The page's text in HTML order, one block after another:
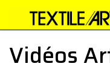
Vidéos